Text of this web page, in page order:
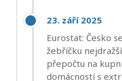
23. září 2025
Eurostat: Česko
žebříčku
přepočtu na
domácností s